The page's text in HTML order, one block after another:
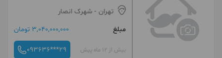
تهران - شهرک انصار
مبلغ
3,040,000,000 تومان
بیش از 12 ماه پیش 093636***29